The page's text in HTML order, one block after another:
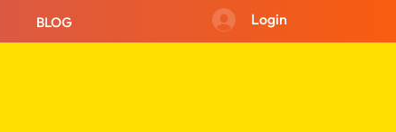
BLOG Login